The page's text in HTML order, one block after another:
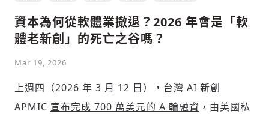
資本為何從軟體業撤退？2026 年會是「軟
體老新創」的死亡之谷嗎？
Mar 19, 2026
上週四（2026 年 3 月 12 日），台灣 AI 新創
APMIC 宣布完成 700 萬美元的 A 輪融資 ，由美國私